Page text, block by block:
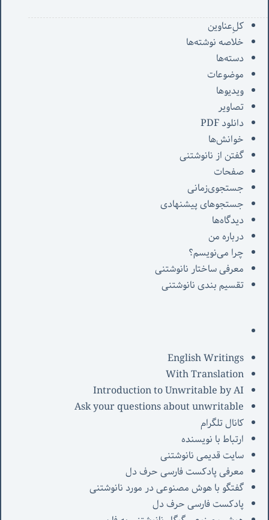
کل‌ِعناوین
خلاصه نوشته‌ها
دسته‌ها
موضوعات
ویدیوها
تصاویر
دانلود PDF
خوانش‌ها
گفتن از نانوشتنی
صفحات
جستجوی‌زمانی
جستجوهای پیشنهادی
دیدگاه‌ها
درباره من
چرا می‌نویسم؟
معرفی‌ ساختار نانوشتنی
تقسیم بندی نانوشتنی
English Writings
With Translation
Introduction to Unwritable by AI
Ask your questions about unwritable
کانال تلگرام
ارتباط با نویسنده
سایت قدیمی نانوشتنی
معرفی پادکست فارسی حرف دل
گفتگو با هوش مصنوعی در مورد نانوشتنی
پادکست فارسی حرف دل